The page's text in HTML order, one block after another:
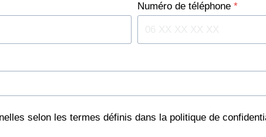
Numéro de téléphone *
selon les termes définis dans la politique de